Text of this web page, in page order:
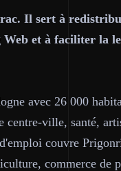
Il sert à
et à faciliter la
avec 26 000
ville, santé,
couvre
commerce de